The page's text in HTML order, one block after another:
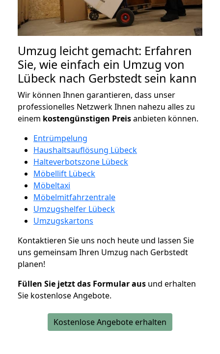
Umzug leicht gemacht: Erfahren
Sie, wie einfach ein Umzug von
Lübeck nach Gerbstedt sein kann
Wir können Ihnen garantieren, dass unser
professionelles Netzwerk Ihnen nahezu alles zu
einem kostengünstigen Preisanbieten können.
Entrümpelung
Haushaltsauflösung Lübeck
Halteverbotszone Lübeck
Möbellift Lübeck
Möbeltaxi
Möbelmitfahrzentrale
Umzugshelfer Lübeck
Umzugskartons
Kontaktieren Sie uns noch heute und lassen Sie
uns gemeinsam Ihren Umzug nach Gerbstedt
planen!
Füllen Sie jetzt das Formular aus und erhalten
Sie kostenlose Angebote.
Kostenlose Angebote erhalten